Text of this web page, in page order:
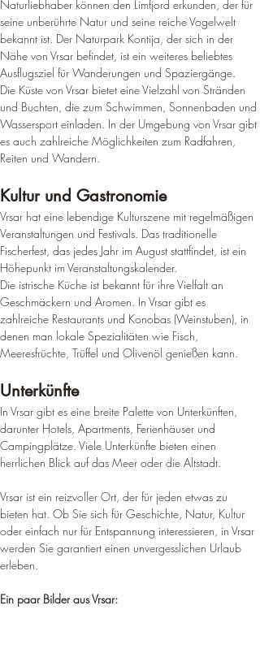
Naturliebhaber können den Limfjord erkunden, der für
seine unberührte Natur und seine reiche Vogelwelt
bekannt ist. Der Naturpark Kontija, der sich in der
Nähe von Vrsar befindet, ist ein weiteres beliebtes
Ausflugsziel für Wanderungen und Spaziergänge.
Die Küste von Vrsar bietet eine Vielzahl von Stränden
und Buchten, die zum Schwimmen, Sonnenbaden und
Wassersport einladen. In der Umgebung von Vrsar gibt
es auch zahlreiche Möglichkeiten zum Radfahren,
Reiten und Wandern.
Kultur und Gastronomie
Vrsar hat eine lebendige Kulturszene mit regelmäßigen
Veranstaltungen und Festivals. Das traditionelle
Fischerfest, das jedes Jahr im August stattfindet, ist ein
Höhepunkt im Veranstaltungskalender.
Die istrische Küche ist bekannt für ihre Vielfalt an
Geschmäckern und Aromen. In Vrsar gibt es
zahlreiche Restaurants und Konobas (Weinstuben), in
denen man lokale Spezialitäten wie Fisch,
Meeresfrüchte, Trüffel und Olivenöl genießen kann.
Unterkünfte
In Vrsar gibt es eine breite Palette von Unterkünften,
darunter Hotels, Apartments, Ferienhäuser und
Campingplätze. Viele Unterkünfte bieten einen
herrlichen Blick auf das Meer oder die Altstadt.
Vrsar ist ein reizvoller Ort, der für jeden etwas zu
bieten hat. Ob Sie sich für Geschichte, Natur, Kultur
oder einfach nur für Entspannung interessieren, in Vrsar
werden Sie garantiert einen unvergesslichen Urlaub
erleben.
Ein paar Bilder aus Vrsar: